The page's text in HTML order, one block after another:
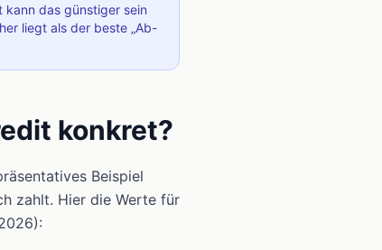
kann das günstiger sein
liegt als der beste „Ab-
konkret?
Beispiel
zahlt. Hier die Werte für